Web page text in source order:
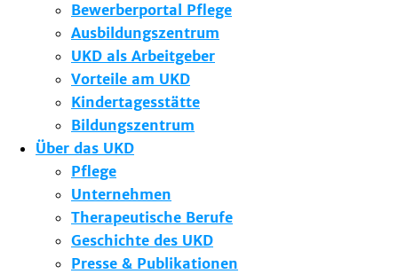
Bewerberportal Pflege
Ausbildungszentrum
UKD als Arbeitgeber
Vorteile am UKD
Kindertagesstätte
Bildungszentrum
Über das UKD
Pflege
Unternehmen
Therapeutische Berufe
Geschichte des UKD
Presse & Publikationen